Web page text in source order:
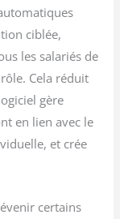
ciblée,
les salariés de
Cela réduit
gère
en lien avec le
et crée
certains